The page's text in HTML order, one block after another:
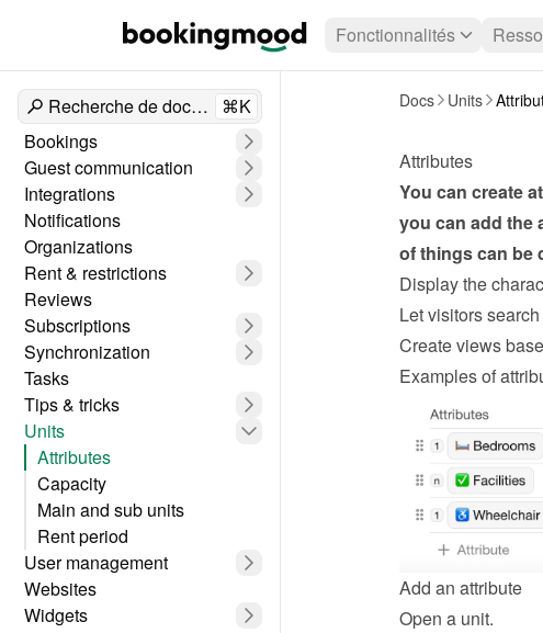
Fonctionnalités
Recherche de documents
⌘K
Bookings
Guest communication
Integrations
Notifications
Organizations
Rent & restrictions
Reviews
Subscriptions
Synchronization
Tasks
Tips & tricks
Units
Attributes
Capacity
Main and sub units
Rent period
User management
Websites
Widgets
Docs Units
Attributes
You can create
you can add the
of things can be
Display the
Let visitors
Create views
Examples of
Add an attribute
Open a unit.